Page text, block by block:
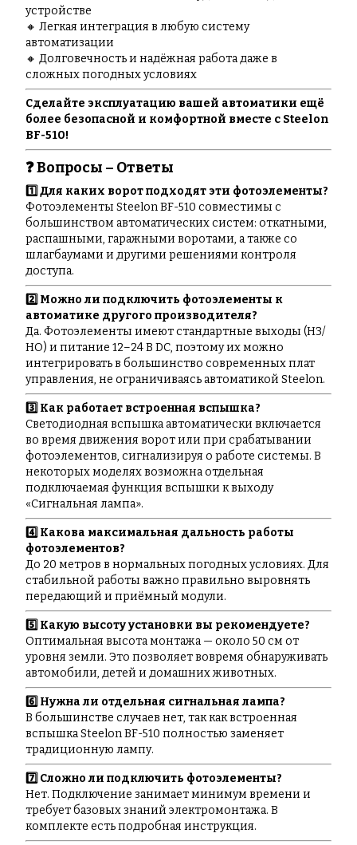
устройстве
🔸 Легкая интеграция в любую систему
автоматизации
🔸 Долговечность и надёжная работа даже в
сложных погодных условиях
Сделайте эксплуатацию вашей автоматики ещё
более безопасной и комфортной вместе с Steelon
BF-510!
❓ Вопросы – Ответы
1️⃣ Для каких ворот подходят эти фотоэлементы?
Фотоэлементы Steelon BF-510 совместимы с
большинством автоматических систем: откатными,
распашными, гаражными воротами, а также со
шлагбаумами и другими решениями контроля
доступа.
2️⃣ Можно ли подключить фотоэлементы к
автоматике другого производителя?
Да. Фотоэлементы имеют стандартные выходы (НЗ/
НО) и питание 12–24 В DC, поэтому их можно
интегрировать в большинство современных плат
управления, не ограничиваясь автоматикой Steelon.
3️⃣ Как работает встроенная вспышка?
Светодиодная вспышка автоматически включается
во время движения ворот или при срабатывании
фотоэлементов, сигнализируя о работе системы. В
некоторых моделях возможна отдельная
подключаемая функция вспышки к выходу
«Сигнальная лампа».
4️⃣ Какова максимальная дальность работы
фотоэлементов?
До 20 метров в нормальных погодных условиях. Для
стабильной работы важно правильно выровнять
передающий и приёмный модули.
5️⃣ Какую высоту установки вы рекомендуете?
Оптимальная высота монтажа — около 50 см от
уровня земли. Это позволяет вовремя обнаруживать
автомобили, детей и домашних животных.
6️⃣ Нужна ли отдельная сигнальная лампа?
В большинстве случаев нет, так как встроенная
вспышка Steelon BF-510 полностью заменяет
традиционную лампу.
7️⃣ Сложно ли подключить фотоэлементы?
Нет. Подключение занимает минимум времени и
требует базовых знаний электромонтажа. В
комплекте есть подробная инструкция.